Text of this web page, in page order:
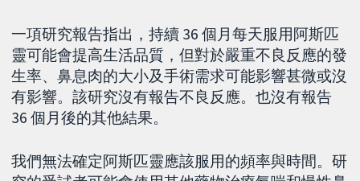
一項研究報告指出，持續 36 個月每天服用阿斯匹
靈可能會提高生活品質，但對於嚴重不良反應的發
生率、鼻息肉的大小及手術需求可能影響甚微或沒
有影響。該研究沒有報告不良反應。也沒有報告
36 個月後的其他結果。
我們無法確定阿斯匹靈應該服用的頻率與時間。研